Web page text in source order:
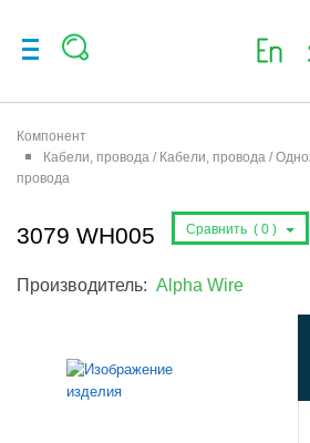
Компонент
Кабели, провода / Кабели, провода /
провода
3079 WH005 Сравнить ( 0 )
Производитель: Alpha Wire